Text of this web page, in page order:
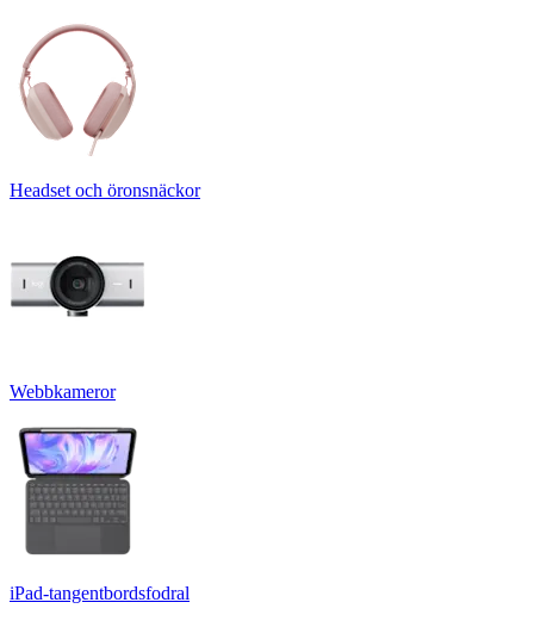
Headset och öronsnäckor
Webbkameror
iPad-tangentbordsfodral